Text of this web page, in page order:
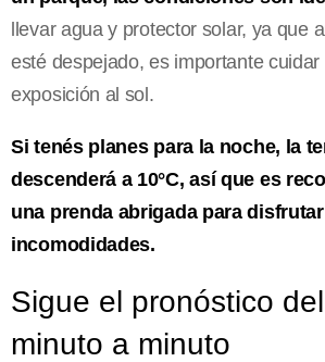
llevar agua y protector solar, ya que
esté despejado, es importante cuidar
exposición al sol.
Si tenés planes para la noche, la
descenderá a 10°C, así que es
una prenda abrigada para
incomodidades.
Sigue el pronóstico
minuto a minuto